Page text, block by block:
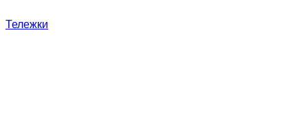
Тележки